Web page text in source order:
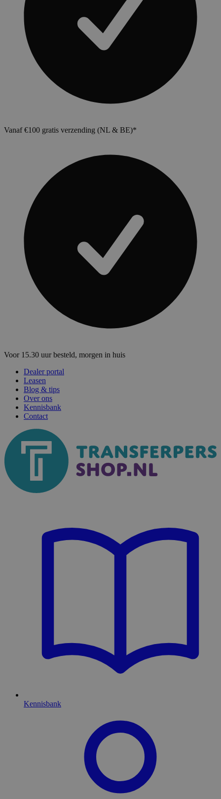
Vanaf €100 gratis verzending (NL & BE)*
Voor 15.30 uur besteld, morgen in huis
Dealer portal
Leasen
Blog & tips
Over ons
Kennisbank
Contact
Kennisbank